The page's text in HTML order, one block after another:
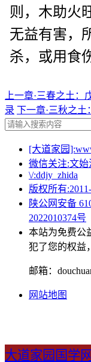
则，木助火
无益有害，
杀，或用食
上一章·三春之土
录 下一章·三秋之
[大道家园
微信关注:文始
\/:ddjy_zhida
版权所有:2011-
陕公网安备
2022010374号
本站为免费公
犯了您的权益
邮箱：
网站地图
大道家园国学